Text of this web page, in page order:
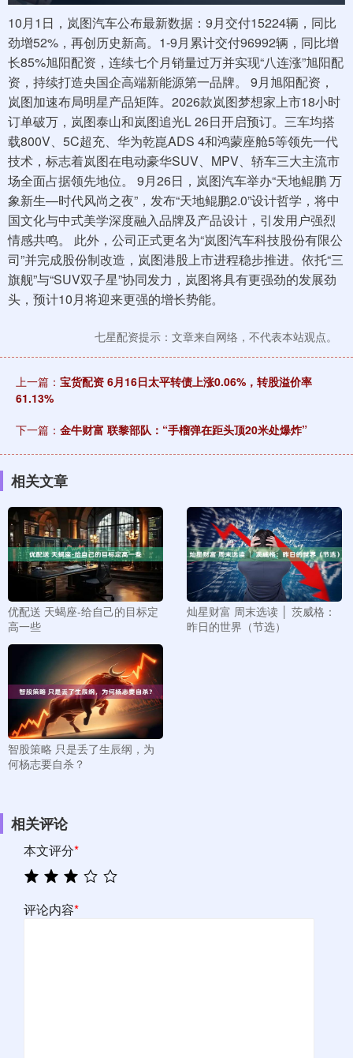
10月1日，岚图汽车公布最新数据：9月交付15224辆，同比
劲增52%，再创历史新高。1-9月累计交付96992辆，同比增
长85%旭阳配资，连续七个月销量过万并实现“八连涨”旭阳配
资，持续打造央国企高端新能源第一品牌。 9月旭阳配资，
岚图加速布局明星产品矩阵。2026款岚图梦想家上市18小时
订单破万，岚图泰山和岚图追光L 26日开启预订。三车均搭
载800V、5C超充、华为乾崑ADS 4和鸿蒙座舱5等领先一代
技术，标志着岚图在电动豪华SUV、MPV、轿车三大主流市
场全面占据领先地位。 9月26日，岚图汽车举办“天地鲲鹏 万
象新生—时代风尚之夜”，发布“天地鲲鹏2.0”设计哲学，将中
国文化与中式美学深度融入品牌及产品设计，引发用户强烈
情感共鸣。 此外，公司正式更名为“岚图汽车科技股份有限公
司”并完成股份制改造，岚图港股上市进程稳步推进。依托“三
旗舰”与“SUV双子星”协同发力，岚图将具有更强劲的发展劲
头，预计10月将迎来更强的增长势能。
七星配资提示：文章来自网络，不代表本站观点。
上一篇： 宝货配资 6月16日太平转债上涨0.06%，转股溢价率
61.13%
下一篇： 金牛财富 联黎部队：“手榴弹在距头顶20米处爆炸”
相关文章
优配送 天蝎座-给自己的目标定
高一些
灿星财富 周末选读 │ 茨威格：
昨日的世界（节选）
智股策略 只是丢了生辰纲，为
何杨志要自杀？
相关评论
本文评分*
评论内容*